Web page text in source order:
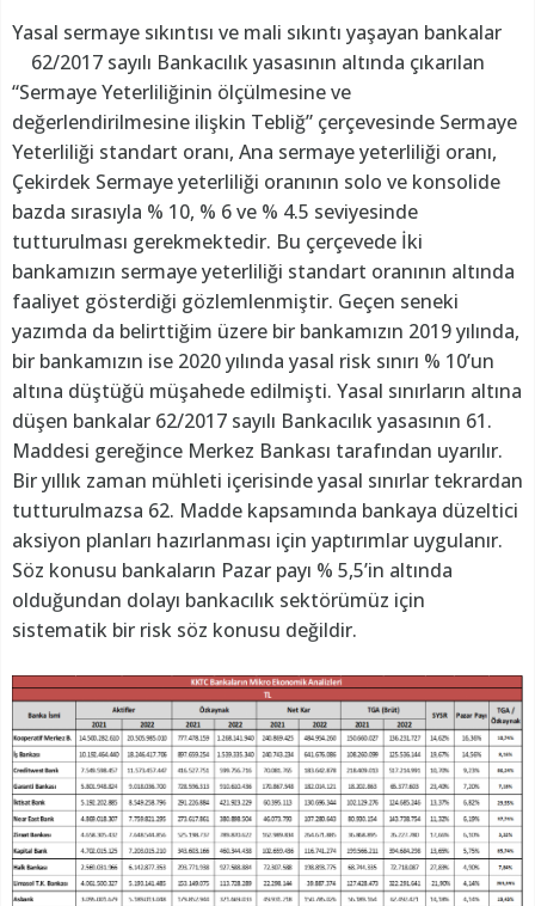
Yasal sermaye sıkıntısı ve mali sıkıntı yaşayan bankalar
62/2017 sayılı Bankacılık yasasının altında çıkarılan
“Sermaye Yeterliliğinin ölçülmesine ve
değerlendirilmesine ilişkin Tebliğ” çerçevesinde Sermaye
Yeterliliği standart oranı, Ana sermaye yeterliliği oranı,
Çekirdek Sermaye yeterliliği oranının solo ve konsolide
bazda sırasıyla % 10, % 6 ve % 4.5 seviyesinde
tutturulması gerekmektedir. Bu çerçevede İki
bankamızın sermaye yeterliliği standart oranının altında
faaliyet gösterdiği gözlemlenmiştir. Geçen seneki
yazımda da belirttiğim üzere bir bankamızın 2019 yılında,
bir bankamızın ise 2020 yılında yasal risk sınırı % 10’un
altına düştüğü müşahede edilmişti. Yasal sınırların altına
düşen bankalar 62/2017 sayılı Bankacılık yasasının 61.
Maddesi gereğince Merkez Bankası tarafından uyarılır.
Bir yıllık zaman mühleti içerisinde yasal sınırlar tekrardan
tutturulmazsa 62. Madde kapsamında bankaya düzeltici
aksiyon planları hazırlanması için yaptırımlar uygulanır.
Söz konusu bankaların Pazar payı % 5,5’in altında
olduğundan dolayı bankacılık sektörümüz için
sistematik bir risk söz konusu değildir.